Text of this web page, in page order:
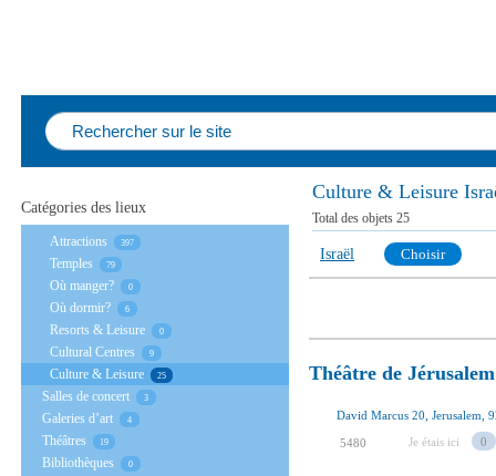
Culture & Leisure
Total des objets 25
Israël Choisir
Théâtre de Jérusalem
David Marcus 20, Jerusalem,
5480 Je étais ici 0
Catégories des lieux
Аttractions 397
Temples 79
Où manger? 0
Où dormir? 6
Resorts & Leisure 0
Cultural Centres 9
Culture & Leisure 25
Salles de concert 3
Galeries d’art 4
Théâtres 19
Bibliothèques 0